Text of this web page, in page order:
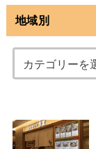
地域別